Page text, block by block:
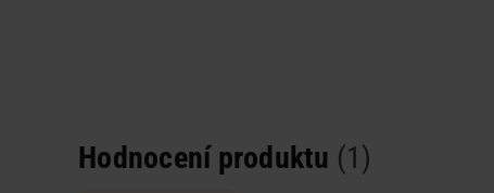
Hodnocení produktu (1)